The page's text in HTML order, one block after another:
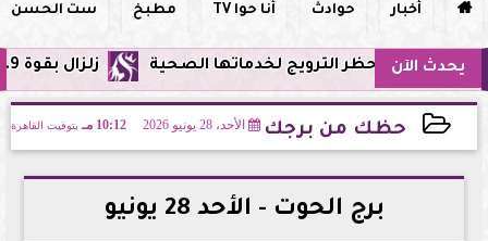
 أخبار حوادث أنا حوا TV مطبخ ست الحسن
يحدث الآن زلزال بقوة 5.9 ريختر يشعر به سكان القاهرة وعدة محافظات.. مركزه شرق البحر المتوسط مصر وحظر الترويج لخدماتها الصحية
حظك من برجك الأحد، 28 يونيو 2026 10:12 مـ بتوقيت القاهرة
2026-06-28 22:12:49
برج الحوت - الأحد 28 يونيو